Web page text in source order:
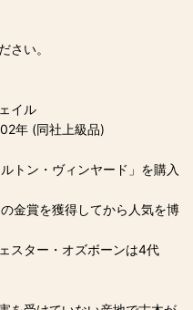
さい。
イル
年 (同社上級品)
トン・ヴィンヤード」を購入
金賞を獲得してから人気を博
スター・オズボーンは4代